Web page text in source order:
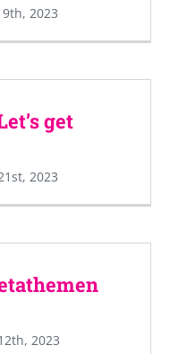
2023
get
2023
2023